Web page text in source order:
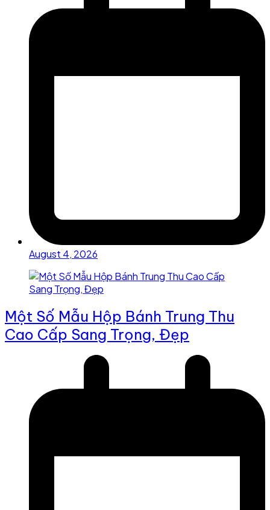
August 4, 2026
Một Số Mẫu Hộp Bánh Trung Thu
Cao Cấp Sang Trọng, Đẹp